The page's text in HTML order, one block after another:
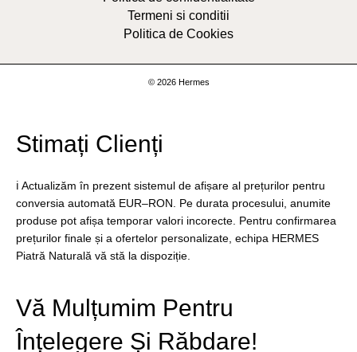
Termeni si conditii
Politica de Cookies
© 2026 Hermes
Stimați Clienți
ℹ️ Actualizăm în prezent sistemul de afișare al prețurilor pentru
conversia automată EUR–RON. Pe durata procesului, anumite
produse pot afișa temporar valori incorecte. Pentru confirmarea
prețurilor finale și a ofertelor personalizate, echipa HERMES
Piatră Naturală vă stă la dispoziție.
Vă Mulțumim Pentru
Înțelegere Și Răbdare!